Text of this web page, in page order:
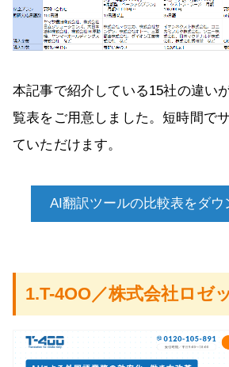
本記事で紹介している15社の違い
覧表をご用意しました。短時間で
ていただけます。
AI翻訳ツールの比較表をダウ
1.T-4OO／株式会社ロゼ